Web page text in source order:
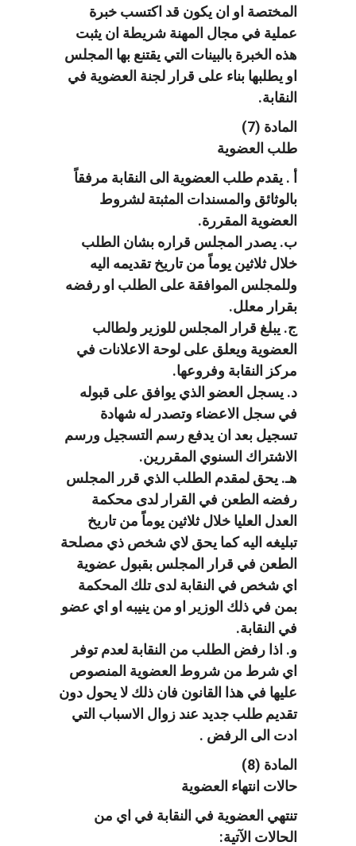
المختصة او ان يكون قد اكتسب خبرة
عملية في مجال المهنة شريطة ان يثبت
هذه الخبرة بالبينات التي يقتنع بها المجلس
او يطلبها بناء على قرار لجنة العضوية في
النقابة.
المادة (7)
طلب العضوية
أ . يقدم طلب العضوية الى النقابة مرفقاً
بالوثائق والمسندات المثبتة لشروط
العضوية المقررة.
ب. يصدر المجلس قراره بشان الطلب
خلال ثلاثين يوماً من تاريخ تقديمه اليه
وللمجلس الموافقة على الطلب او رفضه
بقرار معلل.
ج. يبلغ قرار المجلس للوزير ولطالب
العضوية ويعلق على لوحة الاعلانات في
مركز النقابة وفروعها.
د. يسجل العضو الذي يوافق على قبوله
في سجل الاعضاء وتصدر له شهادة
تسجيل بعد ان يدفع رسم التسجيل ورسم
الاشتراك السنوي المقررين.
هـ. يحق لمقدم الطلب الذي قرر المجلس
رفضه الطعن في القرار لدى محكمة
العدل العليا خلال ثلاثين يوماً من تاريخ
تبليغه اليه كما يحق لاي شخص ذي مصلحة
الطعن في قرار المجلس بقبول عضوية
اي شخص في النقابة لدى تلك المحكمة
بمن في ذلك الوزير او من ينيبه او اي عضو
في النقابة.
و. اذا رفض الطلب من النقابة لعدم توفر
اي شرط من شروط العضوية المنصوص
عليها في هذا القانون فان ذلك لا يحول دون
تقديم طلب جديد عند زوال الاسباب التي
ادت الى الرفض .
المادة (8)
حالات انتهاء العضوية
تنتهي العضوية في النقابة في اي من
الحالات الآتية: